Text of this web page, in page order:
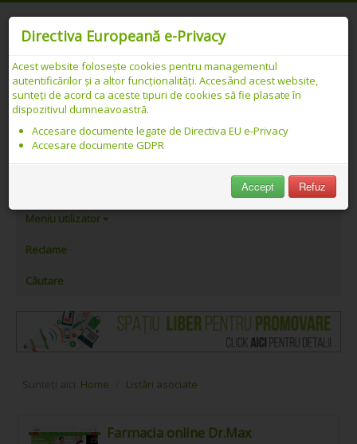
Catalog web SEO PREMIUM Românesc -
Link-uri asociate cu „farmacie”
Meniu utilizator
Reclame
Căutare
Home Listări asociate
Farmacia online Dr.Max
Directiva Europeană e-Privacy
Acest website folosește cookies pentru managementul
autentificărilor și a altor funcționalități. Accesând acest website,
sunteți de acord ca aceste tipuri de cookies să fie plasate în
dispozitivul dumneavoastră.
Accesare documente legate de Directiva EU e-Privacy
Accesare documente GDPR
Accept Refuz